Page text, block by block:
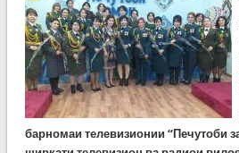
барномаи телевизионии “Печутоби